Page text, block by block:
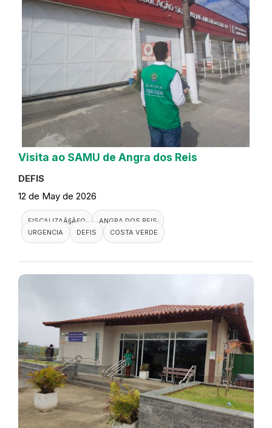
Visita ao SAMU de Angra dos Reis
DEFIS
12 de May de 2026
FISCALIZAÃ§Ã£O
ANGRA DOS REIS
URGENCIA
DEFIS COSTA VERDE